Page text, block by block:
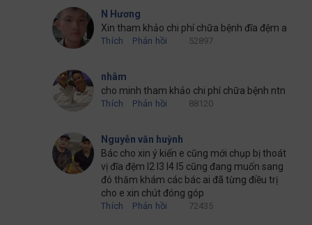
N Hương
Xin tham khảo chi phí chữa bệnh đĩa đệm a
Thích Phản hồi 52897
nhâm
cho minh tham khảo chi phí chữa bệnh ntn
Thích Phản hồi 88120
Nguyễn văn huỳnh
Bác cho xin ý kiến e cũng mới chụp bị thoát
vị đĩa đệm l2 l3 l4 l5 cũng đang muốn sang
đó thăm khám các bác ai đã từng điều trị
cho e xin chút đóng góp
Thích Phản hồi 72435